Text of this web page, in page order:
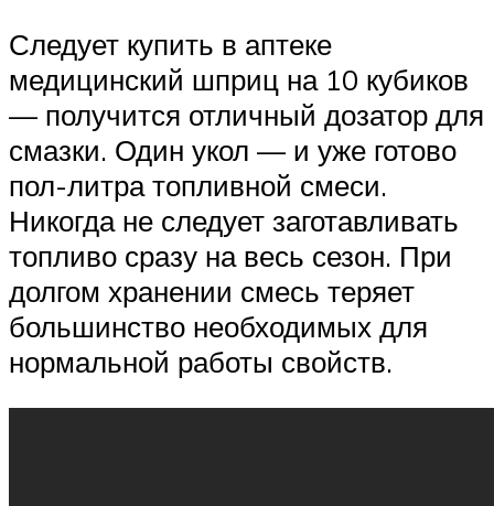
Следует купить в аптеке
медицинский шприц на 10 кубиков
— получится отличный дозатор для
смазки. Один укол — и уже готово
пол-литра топливной смеси.
Никогда не следует заготавливать
топливо сразу на весь сезон. При
долгом хранении смесь теряет
большинство необходимых для
нормальной работы свойств.